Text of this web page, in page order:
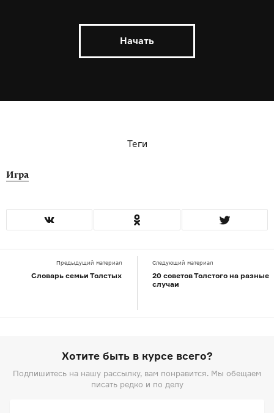
Начать
Теги
Игра
Предыдущий материал
Словарь семьи Толстых
Следующий материал
20 советов Толстого на разные
случаи
Хотите быть в курсе всего?
Подпишитесь на нашу рассылку, вам понравится. Мы обещаем
писать редко и по делу